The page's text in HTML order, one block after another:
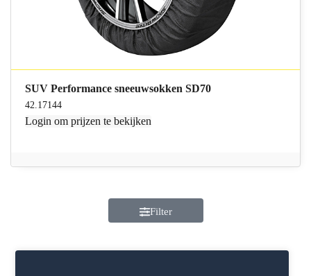
SUV Performance sneeuwsokken SD70
42.17144
Login om prijzen te bekijken
Filter